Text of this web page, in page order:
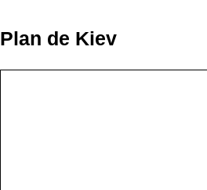
Plan de Kiev